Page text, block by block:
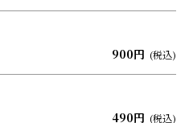
900円 (税込)
490円 (税込)